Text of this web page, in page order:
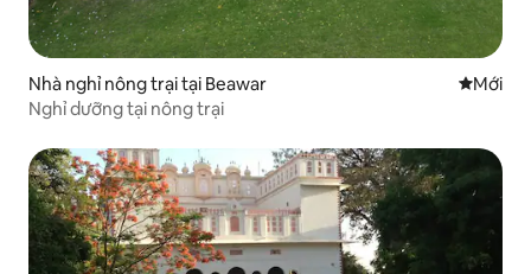
Nhà nghỉ nông trại tại Beawar Nơi ở
Mới
Nghỉ dưỡng tại nông trại